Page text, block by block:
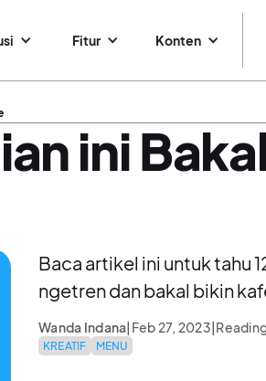
Fitur Konten
ini
Baca artikel ini untuk tahu
ngetren dan bakal bikin
Wanda Indana| Feb 27, 2023|
KREATIF MENU